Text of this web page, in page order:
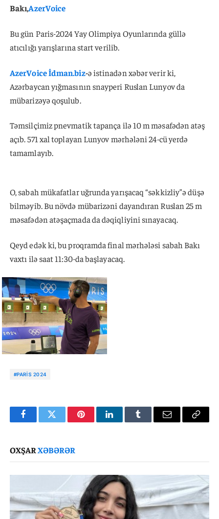
Bakı,AzerVoice
Bu gün Paris-2024 Yay Olimpiya Oyunlarında güllə
atıcılığı yarışlarına start verilib.
AzerVoiceİdman.biz-ə istinadən xəbər verir ki,
Azərbaycan yığmasının snayperi Ruslan Lunyov da
mübarizəyə qoşulub.
Təmsilçimiz pnevmatik tapança ilə 10 m məsafədən atəş
açıb. 571 xal toplayan Lunyov mərhələni 24-cü yerdə
tamamlayıb.
O, sabah mükafatlar uğrunda yarışacaq “səkkizliy”ə düşə
bilməyib. Bu növdə mübarizəni dayandıran Ruslan 25 m
məsafədən atəşaçmada da dəqiqliyini sınayacaq.
Qeyd edək ki, bu proqramda final mərhələsi sabah Bakı
vaxtı ilə saat 11:30-da başlayacaq.
#PARIS 2024
FacebookTwitter PinterestLinkedInTumblr Email
Copy
OXŞARXƏBƏRƏR